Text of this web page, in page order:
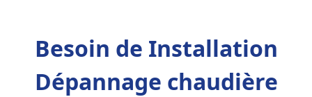
Besoin de Installation
Dépannage chaudière